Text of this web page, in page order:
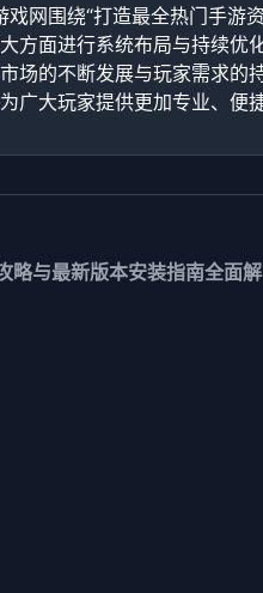
戏网围绕“打造最全热门手游
方面进行系统布局与持续优
场的不断发展与玩家需求的
广大玩家提供更加专业、便
略与最新版本安装指南全面